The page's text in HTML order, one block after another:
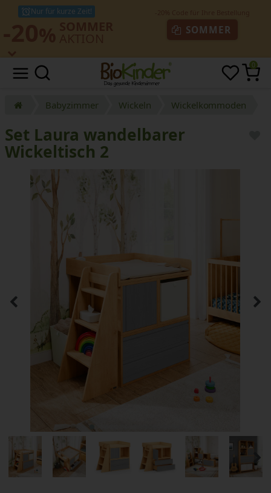
Nur für kurze Zeit!
SOMMER
0
Babyzimmer Wickeln Wickelkommoden
Set Laura wandelbarer
Wickeltisch 2